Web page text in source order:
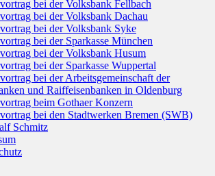
bei der Volksbank Fellbach
bei der Volksbank Dachau
bei der Volksbank Syke
bei der Sparkasse München
bei der Volksbank Husum
bei der Sparkasse Wuppertal
bei der Arbeitsgemeinschaft der
und Raiffeisenbanken in Oldenburg
beim Gothaer Konzern
bei den Stadtwerken Bremen (SWB)
Schmitz